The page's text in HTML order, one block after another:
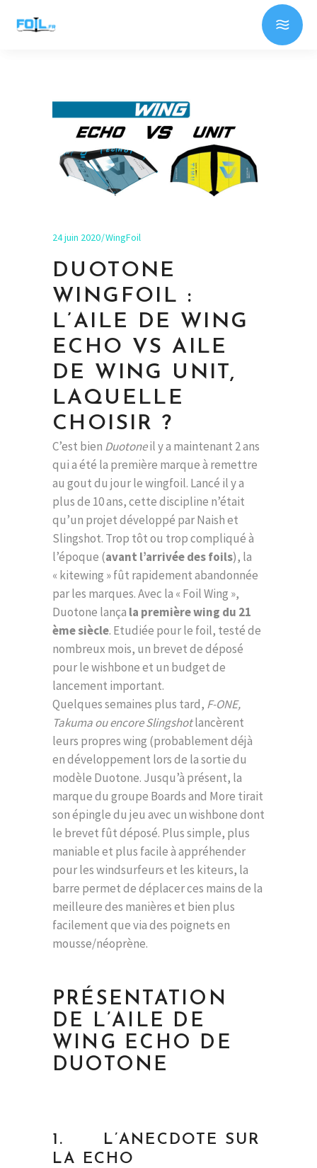
24 juin 2020 WingFoil
DUOTONE
WINGFOIL :
L’AILE DE WING
ECHO VS AILE
DE WING UNIT,
LAQUELLE
CHOISIR ?
C’est bien Duotoneil y a maintenant 2 ans
qui a été la première marque à remettre
au gout du jour le wingfoil. Lancé il y a
plus de 10 ans, cette discipline n’était
qu’un projet développé par Naish et
Slingshot. Trop tôt ou trop compliqué à
l’époque (avant l’arrivée des foils), la
« kitewing » fût rapidement abandonnée
par les marques. Avec la « Foil Wing »,
Duotone lança la première wing du 21
ème siècle. Etudiée pour le foil, testé de
nombreux mois, un brevet de déposé
pour le wishbone et un budget de
lancement important.
Quelques semaines plus tard, F-ONE,
Takuma ou encore Slingshotlancèrent
leurs propres wing (probablement déjà
en développement lors de la sortie du
modèle Duotone. Jusqu’à présent, la
marque du groupe Boards and More tirait
son épingle du jeu avec un wishbone dont
le brevet fût déposé. Plus simple, plus
maniable et plus facile à appréhender
pour les windsurfeurs et les kiteurs, la
barre permet de déplacer ces mains de la
meilleure des manières et bien plus
facilement que via des poignets en
mousse/néoprène.
PRÉSENTATION
DE L’AILE DE
WING ECHO DE
DUOTONE
1. L’ANECDOTE SUR
LA ECHO